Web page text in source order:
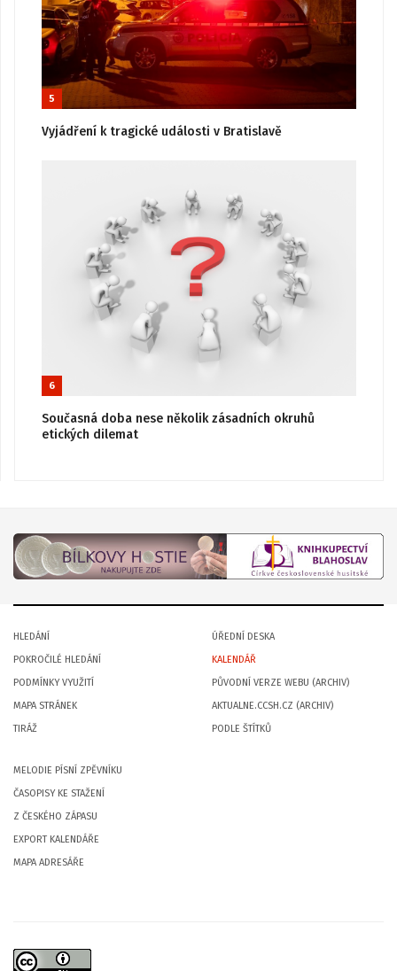
5
Vyjádření k tragické události v Bratislavě
6
Současná doba nese několik zásadních okruhů
etických dilemat
HLEDÁNÍ
POKROČILÉ HLEDÁNÍ
PODMÍNKY VYUŽITÍ
MAPA STRÁNEK
TIRÁŽ
ÚŘEDNÍ DESKA
KALENDÁŘ
PŮVODNÍ VERZE WEBU (ARCHIV)
AKTUALNE.CCSH.CZ (ARCHIV)
PODLE ŠTÍTKŮ
MELODIE PÍSNÍ ZPĚVNÍKU
ČASOPISY KE STAŽENÍ
Z ČESKÉHO ZÁPASU
EXPORT KALENDÁŘE
MAPA ADRESÁŘE